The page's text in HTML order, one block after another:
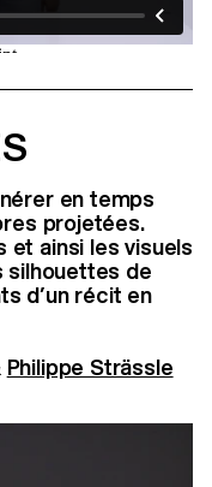
en temps
projetées.
ainsi les visuels
silhouettes de
d’un récit en
Philippe Strässle